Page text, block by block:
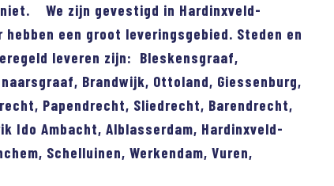
We zijn gevestigd in Hardinxveld-
hebben een groot leveringsgebied. Steden en
leveren zijn: Bleskensgraaf,
Brandwijk, Ottoland, Giessenburg,
Papendrecht, Sliedrecht, Barendrecht,
Ido Ambacht, Alblasserdam, Hardinxveld-
Schelluinen, Werkendam, Vuren,